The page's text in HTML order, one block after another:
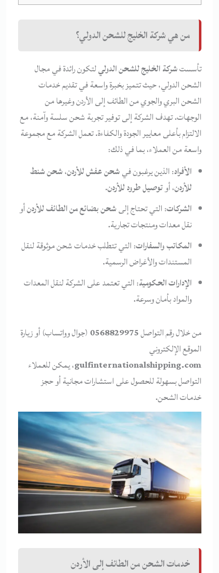
من هي شركة الخليج للشحن الدولي؟
تأسستشركة الخليج للشحن الدوليلتكون رائدة في مجال
الشحن الدولي، حيث تتميز بخبرة واسعة في تقديم خدمات
الشحن البري والجوي من الطائف إلى الأردن وغيرها من
الوجهات. تهدف الشركة إلى توفير تجربة شحن سلسة وآمنة، مع
الالتزام بأعلى معايير الجودة والكفاءة. تعمل الشركة مع مجموعة
واسعة من العملاء، بما في ذلك:
الأفراد: الذين يرغبون فيشحن عفش للأردن،شحن شنط
للأردن، أوتوصيل طرود للأردن.
الشركات: التي تحتاج إلىشحن بضائع من الطائف للأردنأو
نقل معدات ومنتجات تجارية.
المكاتب والسفارات: التي تتطلب خدمات شحن موثوقة لنقل
المستندات والأغراض الرسمية.
الإدارات الحكومية: التي تعتمد على الشركة لنقل المعدات
والمواد بأمان وسرعة.
من خلال رقم التواصل0568829975 (جوال وواتساب) أو زيارة
الموقع الإلكتروني
gulfinternationalshipping.com، يمكن للعملاء
التواصل بسهولة للحصول على استشارات مجانية أو حجز
خدمات الشحن.
خدمات الشحن من الطائف إلى الأردن